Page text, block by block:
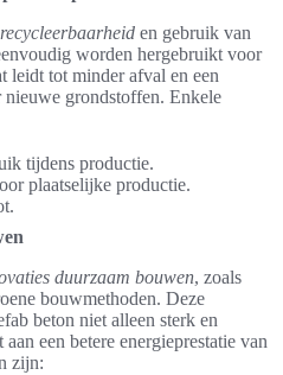
recycleerbaarheid en gebruik van
worden hergebruikt voor
leidt tot minder afval en een
grondstoffen. Enkele
tijdens productie.
plaatselijke productie.
duurzaam bouwen, zoals
bouwmethoden. Deze
beton niet alleen sterk en
een betere energieprestatie van
zijn: